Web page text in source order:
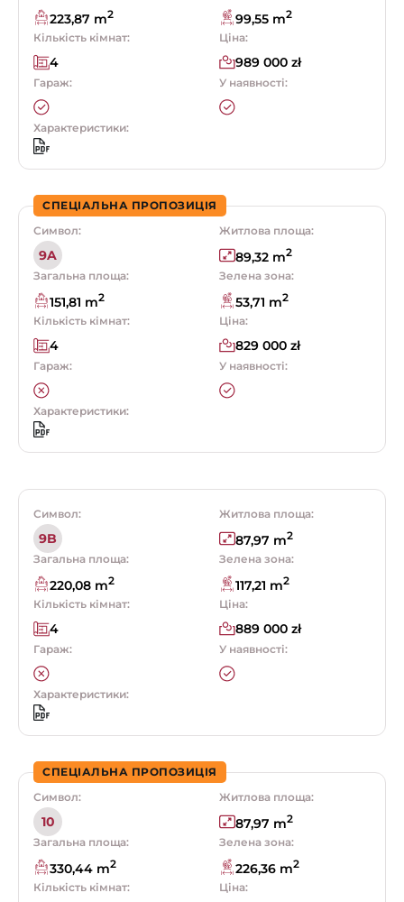
223,87 m2 99,55 m2
Кількість кімнат:
4
Ціна:
989 000 zł
Гараж: У наявності:
Характеристики:
СПЕЦІАЛЬНА ПРОПОЗИЦІЯ
Символ:
9A
Житлова площа:
89,32 m2
Загальна площа:
151,81 m2
Зелена зона:
53,71 m2
Кількість кімнат:
4
Ціна:
829 000 zł
Гараж: У наявності:
Характеристики:
Символ:
9B
Житлова площа:
87,97 m2
Загальна площа:
220,08 m2
Зелена зона:
117,21 m2
Кількість кімнат:
4
Ціна:
889 000 zł
Гараж: У наявності:
Характеристики:
СПЕЦІАЛЬНА ПРОПОЗИЦІЯ
Символ:
10
Житлова площа:
87,97 m2
Загальна площа:
330,44 m2
Зелена зона:
226,36 m2
Кількість кімнат: Ціна: